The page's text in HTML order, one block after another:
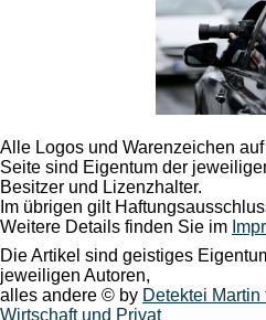
Alle Logos und Warenzeichen
Seite sind Eigentum der
Besitzer und Lizenzhalter.
Im übrigen gilt
Weitere Details finden Sie im
Die Artikel sind geistiges
jeweiligen Autoren,
alles andere © by Detektei Martin
Wirtschaft und Privat